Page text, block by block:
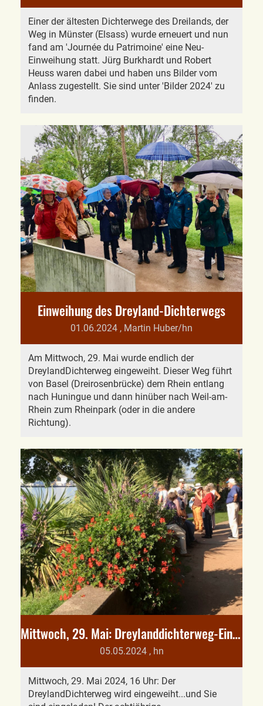
Einer der ältesten Dichterwege des Dreilands, der
Weg in Münster (Elsass) wurde erneuert und nun
fand am 'Journée du Patrimoine' eine Neu-
Einweihung statt. Jürg Burkhardt und Robert
Heuss waren dabei und haben uns Bilder vom
Anlass zugestellt. Sie sind unter 'Bilder 2024' zu
finden.
Einweihung des Dreyland-Dichterwegs
01.06.2024 , Martin Huber/hn
Am Mittwoch, 29. Mai wurde endlich der
DreylandDichterweg eingeweiht. Dieser Weg führt
von Basel (Dreirosenbrücke) dem Rhein entlang
nach Huningue und dann hinüber nach Weil-am-
Rhein zum Rheinpark (oder in die andere
Richtung).
Mittwoch, 29. Mai: Dreylanddichterweg-Einweihung im Rheinpark (Weil)
05.05.2024, hn
Mittwoch, 29. Mai 2024, 16 Uhr: Der
DreylandDichterweg wird eingeweiht...und Sie